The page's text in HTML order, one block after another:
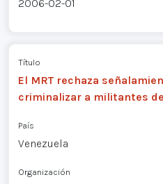
2006-02-01
Título
El MRT rechaza
criminalizar a militantes
País
Venezuela
Organización